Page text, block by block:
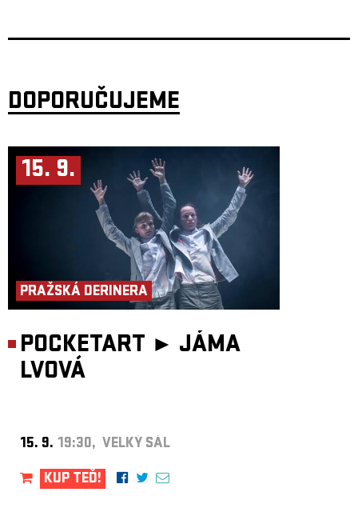
DOPORUČUJEME
15. 9.
PRAŽSKÁ DERINERA
POCKETART ► JÁMA
LVOVÁ
15. 9. 19:30, VELKÝ SÁL
KUP TEĎ!